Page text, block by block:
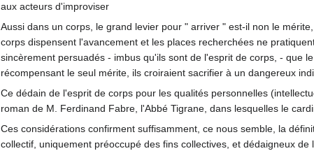
aux acteurs d'improviser
Aussi dans un corps, le grand levier pour " arriver " est-il non le
corps dispensent l'avancement et les places recherchées ne
sincèrement persuadés - imbus qu'ils sont de l'esprit de corps, - que
récompensant le seul mérite, ils croiraient sacrifier à un dangereux
Ce dédain de l'esprit de corps pour les qualités personnelles
roman de M. Ferdinand Fabre, l'Abbé Tigrane, dans lesquelles le
Ces considérations confirment suffisamment, ce nous semble, la
collectif, uniquement préoccupé des fins collectives, et dédaigneux